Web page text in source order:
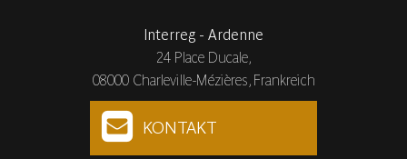
Interreg - Ardenne
24 Place Ducale,
08000 Charleville-Mézières, Frankreich
KONTAKT